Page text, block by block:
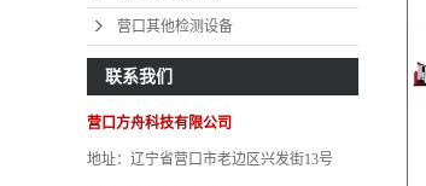
营口其他检测设备
联系我们
营口方舟科技有限公司
地址：辽宁省营口市老边区兴发街13号